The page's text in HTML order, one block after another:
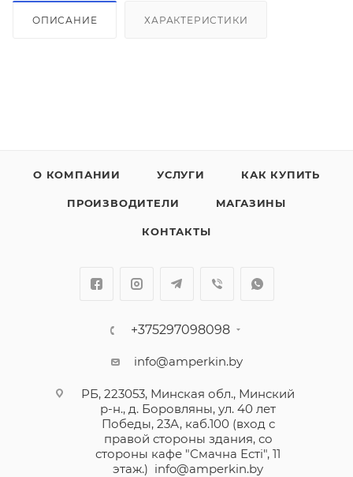
ОПИСАНИЕ ХАРАКТЕРИСТИКИ
О КОМПАНИИ УСЛУГИ КАК КУПИТЬ
ПРОИЗВОДИТЕЛИ МАГАЗИНЫ
КОНТАКТЫ
+375297098098
info@amperkin.by
РБ, 223053, Минская обл., Минский
р-н., д. Боровляны, ул. 40 лет
Победы, 23А, каб.100 (вход с
правой стороны здания, со
стороны кафе "Смачна Естi", 11
этаж.) info@amperkin.by